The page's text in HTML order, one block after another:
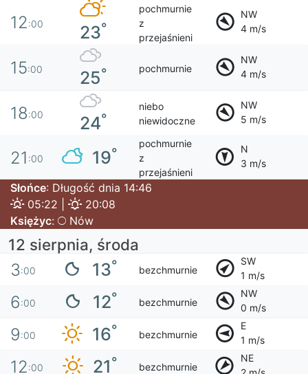
12:00 23°
pochmurnie
z
przejaśnieni
NW
4 m/s
15:00 25° pochmurnie
NW
4 m/s
18:00 24°
niebo
niewidoczne
NW
5 m/s
21 :00 19°
pochmurnie
z
przejaśnieni
N
3 m/s
Słońce: Długość dnia 14:46
05:22 |
20:08
Księżyc: Nów
12 sierpnia, środa
3:00 13° bezchmurnie
SW
1 m/s
6:00 12° bezchmurnie
NW
0 m/s
9:00 16° bezchmurnie
E
1 m/s
12:00 21° bezchmurnie
NE